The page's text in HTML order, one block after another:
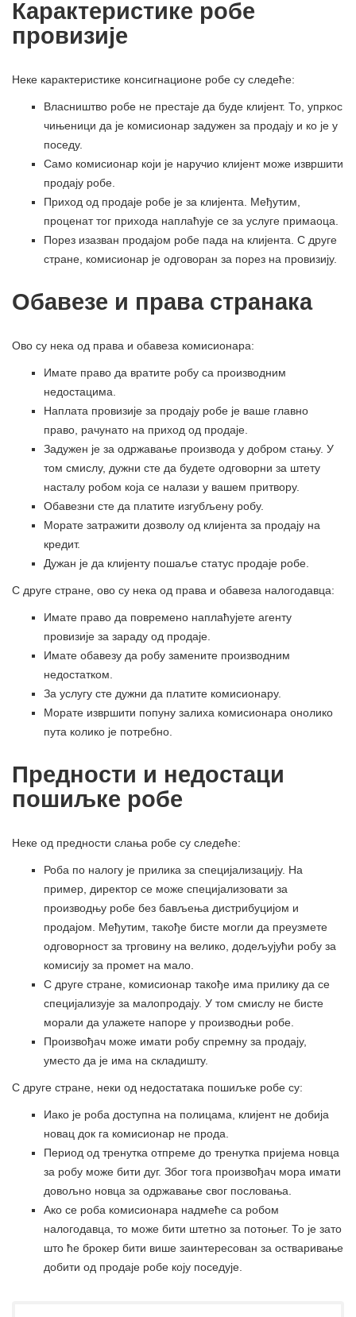
Карактеристике робе
провизије
Неке карактеристике консигнационе робе су следеће:
Власништво робе не престаје да буде клијент. То, упркос
чињеници да је комисионар задужен за продају и ко је у
поседу.
Само комисионар који је наручио клијент може извршити
продају робе.
Приход од продаје робе је за клијента. Међутим,
проценат тог прихода наплаћује се за услуге примаоца.
Порез изазван продајом робе пада на клијента. С друге
стране, комисионар је одговоран за порез на провизију.
Обавезе и права странака
Ово су нека од права и обавеза комисионара:
Имате право да вратите робу са производним
недостацима.
Наплата провизије за продају робе је ваше главно
право, рачунато на приход од продаје.
Задужен је за одржавање производа у добром стању. У
том смислу, дужни сте да будете одговорни за штету
насталу робом која се налази у вашем притвору.
Обавезни сте да платите изгубљену робу.
Морате затражити дозволу од клијента за продају на
кредит.
Дужан је да клијенту пошаље статус продаје робе.
С друге стране, ово су нека од права и обавеза налогодавца:
Имате право да повремено наплаћујете агенту
провизије за зараду од продаје.
Имате обавезу да робу замените производним
недостатком.
За услугу сте дужни да платите комисионару.
Морате извршити попуну залиха комисионара онолико
пута колико је потребно.
Предности и недостаци
пошиљке робе
Неке од предности слања робе су следеће:
Роба по налогу је прилика за специјализацију. На
пример, директор се може специјализовати за
производњу робе без бављења дистрибуцијом и
продајом. Међутим, такође бисте могли да преузмете
одговорност за трговину на велико, додељујући робу за
комисију за промет на мало.
С друге стране, комисионар такође има прилику да се
специјализује за малопродају. У том смислу не бисте
морали да улажете напоре у производњи робе.
Произвођач може имати робу спремну за продају,
уместо да је има на складишту.
С друге стране, неки од недостатака пошиљке робе су:
Иако је роба доступна на полицама, клијент не добија
новац док га комисионар не прода.
Период од тренутка отпреме до тренутка пријема новца
за робу може бити дуг. Због тога произвођач мора имати
довољно новца за одржавање свог пословања.
Ако се роба комисионара надмеће са робом
налогодавца, то може бити штетно за потоњег. То је зато
што ће брокер бити више заинтересован за остваривање
добити од продаје робе коју поседује.